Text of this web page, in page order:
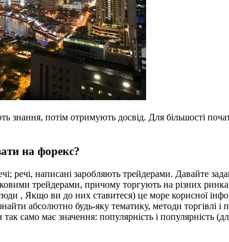
потім отримують досвід. Для більшості
на форекс?
речі, написані заробляють трейдерами. Давайте
трейдерами, причому торгують на різних
, Якщо ви до них ставитеся) це море корисної
абсолютно будь-яку тематику, методи торгівлі і
само має значення: популярність і популярність